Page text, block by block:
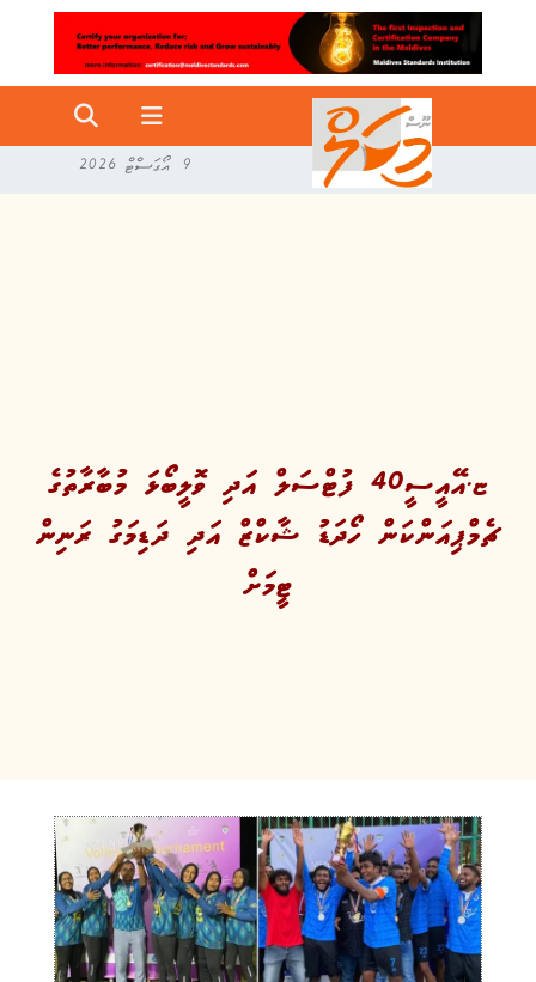
9 އޯގަސްޓް 2026
ޏ.އޭއީސީ40 ފުޓްސަލް އަދި ވޮލީބޯޅަ މުބާރާތުގެ
ޗެމްޕިއަންކަން ހޯދަޑު ޝާކްޒް އަދި ދަޑިމަގު ރަނިން
ޓީމަށް